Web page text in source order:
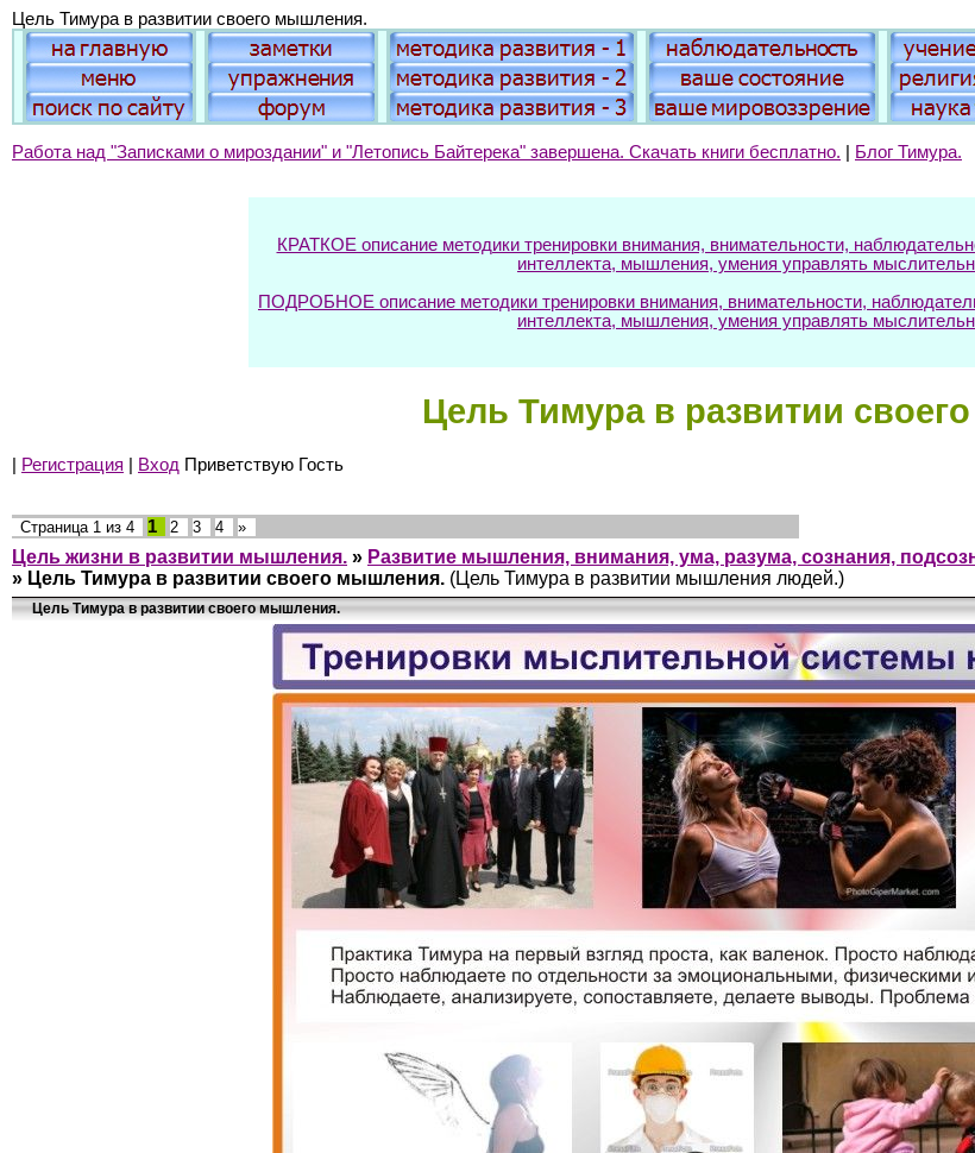
Цель Тимура в развитии своего мышления.
Работа над "Записками о мироздании" и "Летопись Байтерека" завершена. Скачать книги бесплатно. Блог Тимура.
КРАТКОЕ описание методики тренировки внимания, внимательности,
интеллекта, мышления, умения управлять
ПОДРОБНОЕ описание методики тренировки внимания, внимательности,
интеллекта, мышления, умения управлять
Цель Тимура в развитии
| Регистрация | Вход Приветствую Гость
Страница 1 из 4 1 2 3 4 »
Цель жизни в развитии мышления. » Развитие мышления, внимания, ума, разума, сознания,
» Цель Тимура в развитии своего мышления. (Цель Тимура в развитии мышления людей.)
Цель Тимура в развитии своего мышления.